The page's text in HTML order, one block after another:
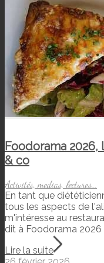
Foodorama
& co
Activités, medias, lectures...
En tant que
tous les aspects de
m'intéresse au
dit à Foodorama 2026
Lire la suite